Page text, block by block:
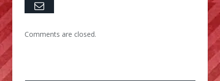
Email
Comments are closed.